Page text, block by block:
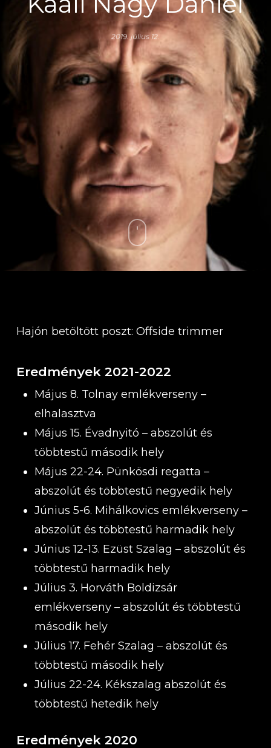
2019. július 12.
Hajón betöltött poszt: Offside trimmer
Eredmények 2021-2022
Május 8. Tolnay emlékverseny –
elhalasztva
Május 15. Évadnyitó – abszolút és
többtestű második hely
Május 22-24. Pünkösdi regatta –
abszolút és többtestű negyedik hely
Június 5-6. Mihálkovics emlékverseny –
abszolút és többtestű harmadik hely
Június 12-13. Ezüst Szalag – abszolút és
többtestű harmadik hely
Július 3. Horváth Boldizsár
emlékverseny – abszolút és többtestű
második hely
Július 17. Fehér Szalag – abszolút és
többtestű második hely
Július 22-24. Kékszalag abszolút és
többtestű hetedik hely
Eredmények 2020